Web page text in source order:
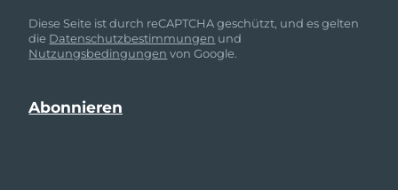
Diese Seite ist durch reCAPTCHA geschützt, und es gelten
die Datenschutzbestimmungen und
Nutzungsbedingungen von Google.